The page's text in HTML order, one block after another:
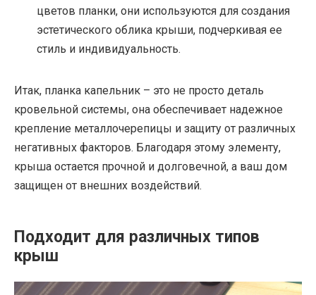
цветов планки, они используются для создания
эстетического облика крыши, подчеркивая ее
стиль и индивидуальность.
Итак, планка капельник – это не просто деталь
кровельной системы, она обеспечивает надежное
крепление металлочерепицы и защиту от различных
негативных факторов. Благодаря этому элементу,
крыша остается прочной и долговечной, а ваш дом
защищен от внешних воздействий.
Подходит для различных типов
крыш